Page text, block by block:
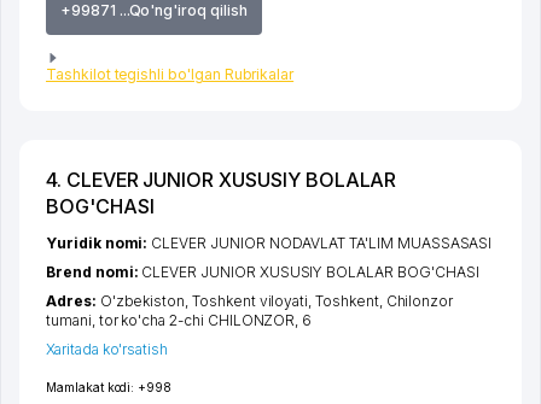
+99871 ...Qo'ng'iroq qilish
Tashkilot tegishli bo'lgan Rubrikalar
4. CLEVER JUNIOR XUSUSIY BOLALAR
BOG'CHASI
Mamlakat kodi: +998
Yuridik nomi: CLEVER JUNIOR NODAVLAT TA'LIM MUASSASASI
Brend nomi: CLEVER JUNIOR XUSUSIY BOLALAR BOG'CHASI
Adres: O'zbekiston,Toshkent viloyati ,Toshkent, Chilonzor
tumani tor ko'cha 2-chi CHILONZOR , 6
Xaritada ko'rsatish